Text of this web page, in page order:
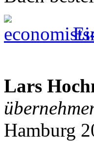
Lars
Hamburg